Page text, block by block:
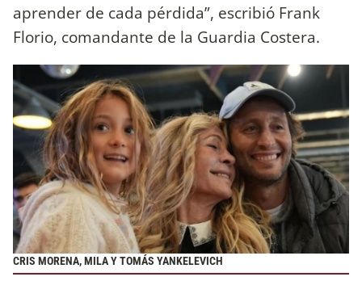
aprender de cada pérdida”, escribió Frank
Florio, comandante de la Guardia Costera.
CRIS MORENA, MILA Y TOMÁS YANKELEVICH